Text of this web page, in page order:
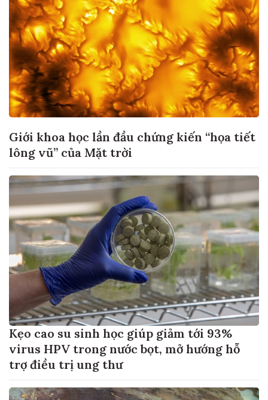
Giới khoa học lần đầu chứng kiến “họa tiết
lông vũ” của Mặt trời
Kẹo cao su sinh học giúp giảm tới 93%
virus HPV trong nước bọt, mở hướng hỗ
trợ điều trị ung thư